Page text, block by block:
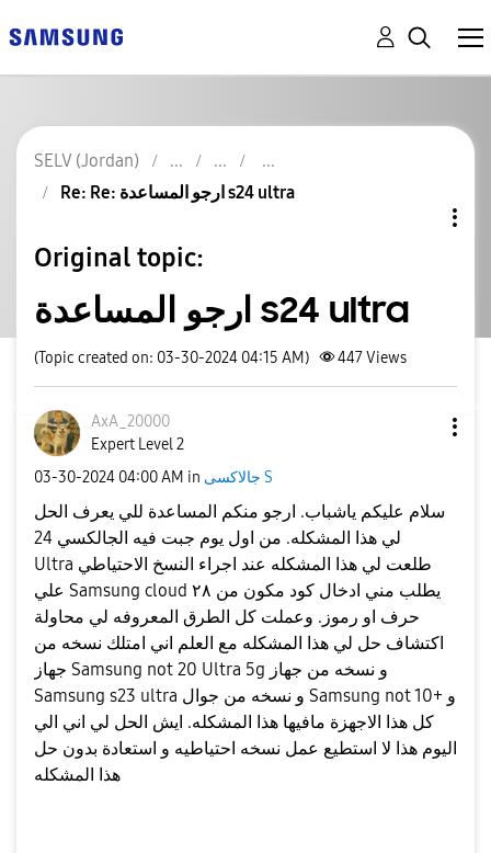
SELV (Jordan)
Re: Re: ارجو المساعدة s24 ultra
Original topic:
ارجو المساعدة s24 ultra
(Topic created on: 03-30-2024 04:15 AM) 447Views
AxA_20000
Expert Level 2
‎03-30-2024 04:00 AM in جالاكسى S
سلام عليكم ياشباب. ارجو منكم المساعدة للي يعرف الحل
لي هذا المشكله. من اول يوم جبت فيه الجالكسي 24
Ultra طلعت لي هذا المشكله عند اجراء النسخ الاحتياطي
علي Samsung cloud يطلب مني ادخال كود مكون من ٢٨
حرف او رموز. وعملت كل الطرق المعروفه لي محاولة
اكتشاف حل لي هذا المشكله مع العلم اني امتلك نسخه من
جهاز Samsung not 20 Ultra 5g و نسخه من جهاز
Samsung s23 ultra و نسخه من جوال Samsung not 10+ و
كل هذا الاجهزة مافيها هذا المشكله. ايش الحل لي اني الي
اليوم هذا لا استطيع عمل نسخه احتياطيه و استعادة بدون حل